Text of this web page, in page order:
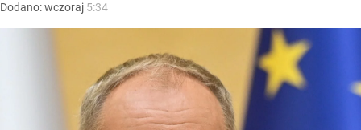
Dodano:wczoraj 5:34